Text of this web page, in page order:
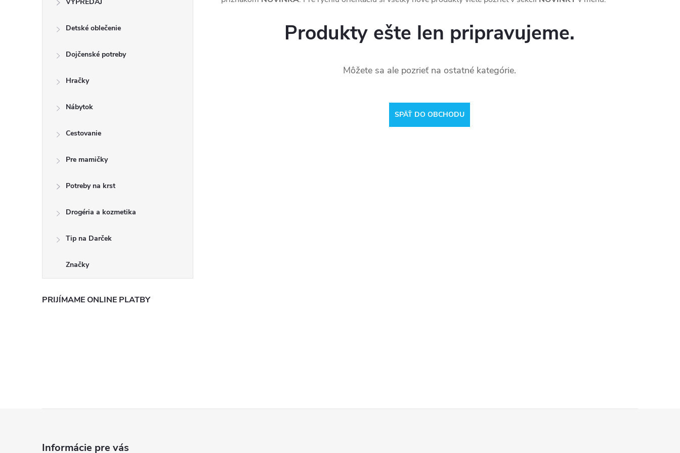
Detské oblečenie
Dojčenské potreby
Hračky
Nábytok
Cestovanie
Pre mamičky
Potreby na krst
Drogéria a kozmetika
Tip na Darček
Značky
PRIJÍMAME ONLINE PLATBY
Produkty ešte len pripravujeme.
Môžete sa ale pozrieť na ostatné kategórie.
SPÄŤ DO OBCHODU
Informácie pre vás